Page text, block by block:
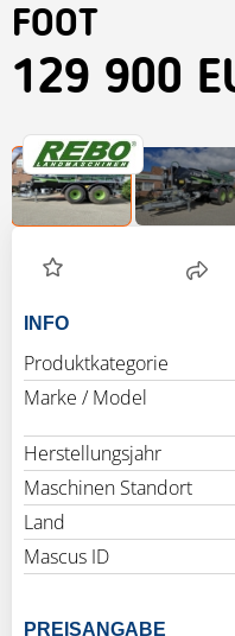
FOOT
129 900
INFO
Produktkategorie
Marke / Model
Herstellungsjahr
Maschinen Standort
Land
Mascus ID
PREISANGABE